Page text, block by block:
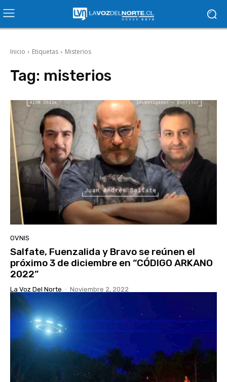
Inicio Etiquetas Misterios
Tag: misterios
OVNIS
Salfate, Fuenzalida y Bravo se reúnen el
próximo 3 de diciembre en “CÓDIGO ARKANO
2022”
La Voz Del Norte - Noviembre 2, 2022